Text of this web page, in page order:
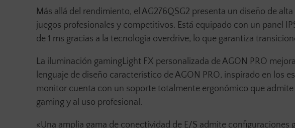
Más allá del rendimiento, el AG276QSG2 presenta un diseño de
juegos profesionales y competitivos. Está equipado con un panel
de 1 ms gracias a la tecnología overdrive, lo que garantiza
La iluminación gamingLight FX personalizada de AGON PRO
lenguaje de diseño característico de AGON PRO, inspirado en los
monitor cuenta con un soporte totalmente ergonómico que admite
gaming y al uso profesional.
«Una amplia gama de conectividad de E/S admite configuraciones